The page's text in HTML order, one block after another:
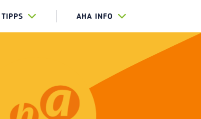
TIPPS AHA INFO